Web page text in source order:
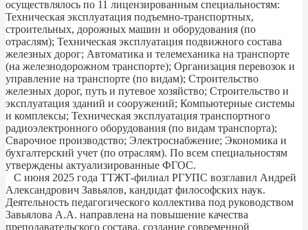
осуществлялось по 11 лицензированным специальностям:
Техническая эксплуатация подъемно-транспортных,
строительных, дорожных машин и оборудования (по
отраслям); Техническая эксплуатация подвижного состава
железных дорог; Автоматика и телемеханика на транспорте
(на железнодорожном транспорте); Организация перевозок и
управление на транспорте (по видам); Строительство
железных дорог, путь и путевое хозяйство; Строительство и
эксплуатация зданий и сооружений; Компьютерные системы
и комплексы; Техническая эксплуатация транспортного
радиоэлектронного оборудования (по видам транспорта);
Сварочное производство; Электроснабжение; Экономика и
бухгалтерский учет (по отраслям). По всем специальностям
утверждены актуализированные ФГОС.
С июня 2025 года ТТЖТ-филиал РГУПС возглавил Андрей
Александрович Завьялов, кандидат философских наук.
Деятельность педагогического коллектива под руководством
Завьялова А.А. направлена на повышение качества
преподавательского состава, создание современной